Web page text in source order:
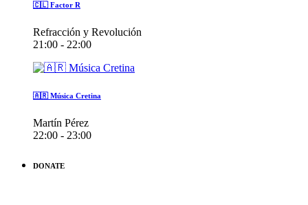
🇨🇱 Factor R
Refracción y Revolución
21:00 - 22:00
🇦🇷 Música Cretina
Martín Pérez
22:00 - 23:00
DONATE